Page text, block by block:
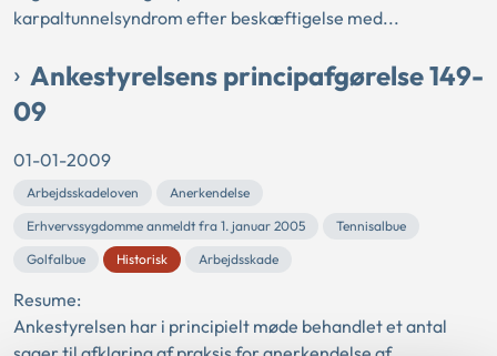
karpaltunnelsyndrom efter beskæftigelse med...
Ankestyrelsens principafgørelse 149-
09
01-01-2009
Arbejdsskadeloven
Anerkendelse
Erhvervssygdomme anmeldt fra 1. januar 2005
Tennisalbue
Golfalbue
Historisk Arbejdsskade
Resume:
Ankestyrelsen har i principielt møde behandlet et antal